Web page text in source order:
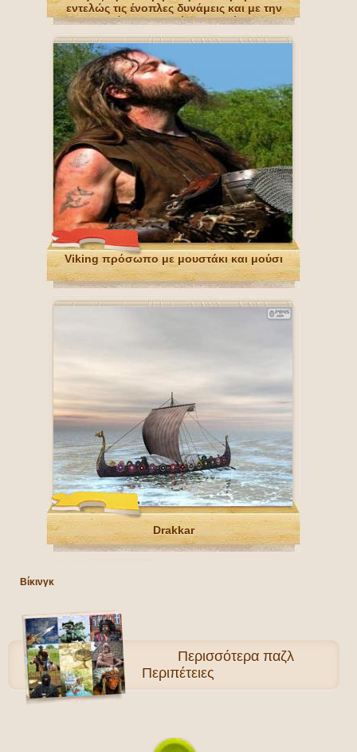
εντελώς τις ένοπλες δυνάμεις και με την
ασπίδα και το δόρυ στα χέρια
Viking πρόσωπο με μουστάκι και μούσι
Drakkar
Βίκινγκ
Περισσότερα παζλ
Περιπέτειες